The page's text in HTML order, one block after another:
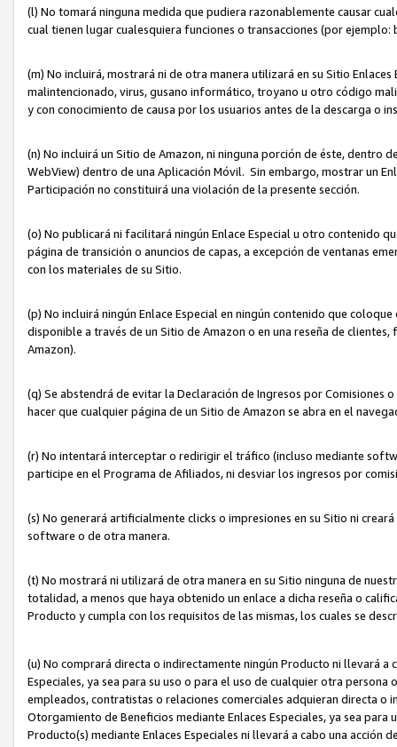
(l) No tomará ninguna medida que pudiera razonablemente causar
cual tienen lugar cualesquiera funciones o transacciones (por
(m) No incluirá, mostrará ni de otra manera utilizará en su Sitio
malintencionado, virus, gusano informático, troyano u otro código
y con conocimiento de causa por los usuarios antes de la descarga
(n) No incluirá un Sitio de Amazon, ni ninguna porción de éste,
WebView) dentro de una Aplicación Móvil. Sin embargo, mostrar un
Participación no constituirá una violación de la presente sección.
(o) No publicará ni facilitará ningún Enlace Especial u otro contenido
página de transición o anuncios de capas, a excepción de ventanas
con los materiales de su Sitio.
(p) No incluirá ningún Enlace Especial en ningún contenido que
disponible a través de un Sitio de Amazon o en una reseña de
Amazon).
(q) Se abstendrá de evitar la Declaración de Ingresos por
hacer que cualquier página de un Sitio de Amazon se abra en el
(r) No intentará interceptar o redirigir el tráfico (incluso mediante
participe en el Programa de Afiliados, ni desviar los ingresos por
(s) No generará artificialmente clicks o impresiones en su Sitio ni
software o de otra manera.
(t) No mostrará ni utilizará de otra manera en su Sitio ninguna de
totalidad, a menos que haya obtenido un enlace a dicha reseña o
Producto y cumpla con los requisitos de las mismas, los cuales se
(u) No comprará directa o indirectamente ningún Producto ni llevará a
Especiales, ya sea para su uso o para el uso de cualquier otra
empleados, contratistas o relaciones comerciales adquieran directa o
Otorgamiento de Beneficios mediante Enlaces Especiales, ya sea
Producto(s) mediante Enlaces Especiales ni llevará a cabo una